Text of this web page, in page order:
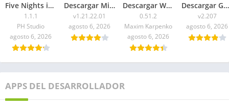
Five Nights in Anime 3D APK 2026 para Android
1.1.1
PH Studio
agosto 6, 2026
Descargar Minecraft 1.21.22.01 APK Mediafire
v1.21.22.01
agosto 6, 2026
Descargar WorldBox Premium APK Todo Desbloqueado 2026
0.51.2
Maxim Karpenko
agosto 6, 2026
Descargar Geometry Dash 2.207 APK 2026 Todo Desbloqueado
v2.207
agosto 6, 2026
APPS DEL DESARROLLADOR